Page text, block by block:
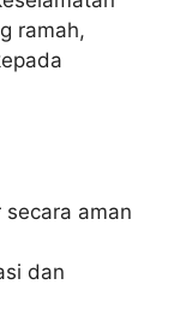
ramah,
aman
dan